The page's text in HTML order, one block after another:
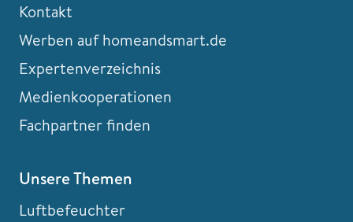
Kontakt
Werben auf homeandsmart.de
Expertenverzeichnis
Medienkooperationen
Fachpartner finden
Unsere Themen
Luftbefeuchter